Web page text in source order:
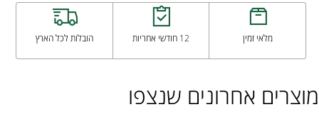
מלאי זמין 12 חודשי אחריות הובלות לכל הארץ
מוצרים אחרונים שנצפו